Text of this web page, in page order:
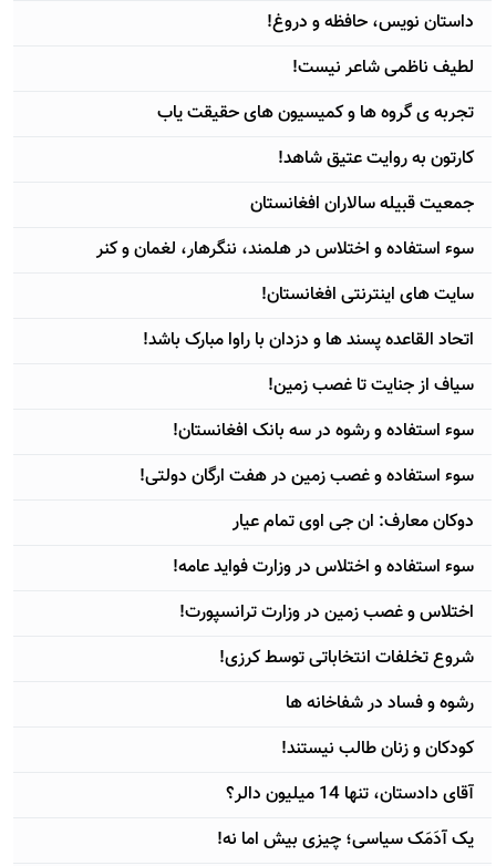
داستان نويس، حافظه و دروغ!
لطيف ناظمی شاعر نیست!
تجربه ی گروه ها و کمیسیون های حقیقت یاب
کارتون به روایت عتیق شاهد!
جمعيت قبيله سالاران افغانستان
سوء استفاده و اختلاس در هلمند، ننگرهار، لغمان و کنر
سایت های اينترنتی افغانستان!
اتحاد القاعده پسند ها و دزدان با راوا مبارک باشد!
سیاف از جنایت تا غصب زمین!
سوء استفاده و رشوه در سه بانک افغانستان!
سوء استفاده و غصب زمین در هفت ارگان دولتی!
دوکان معارف: ان جی اوی تمام عيار
سوء استفاده و اختلاس در وزارت فوايد عامه!
اختلاس و غصب زمين در وزارت ترانسپورت!
شروع تخلفات انتخاباتی توسط کرزی!
رشوه و فساد در شفاخانه ها
کودکان و زنان طالب نيستند!
آقای دادستان، تنها 14 ميليون دالر؟
يک آدَمَک سياسی؛ چيزی بيش اما نه!